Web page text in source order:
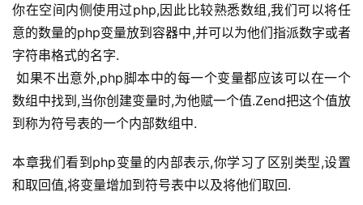
你在空间内侧使用过php,因此比较熟悉数组,我们可以将任
意的数量的php变量放到容器中,并可以为他们指派数字或者
字符串格式的名字.
如果不出意外,php脚本中的每一个变量都应该可以在一个
数组中找到,当你创建变量时,为他赋一个值.Zend把这个值放
到称为符号表的一个内部数组中.
本章我们看到php变量的内部表示,你学习了区别类型,设置
和取回值,将变量增加到符号表中以及将他们取回.